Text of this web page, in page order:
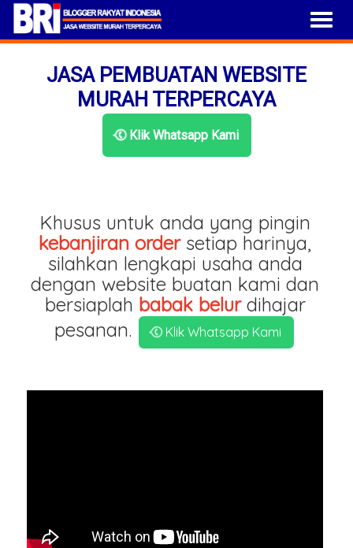
JASA PEMBUATAN WEBSITE
MURAH TERPERCAYA
Klik Whatsapp Kami
Khusus untuk anda yang pingin
kebanjiran ordersetiap harinya,
silahkan lengkapi usaha anda
dengan website buatan kami dan
bersiaplah babak belurdihajar
pesanan.
Klik Whatsapp Kami